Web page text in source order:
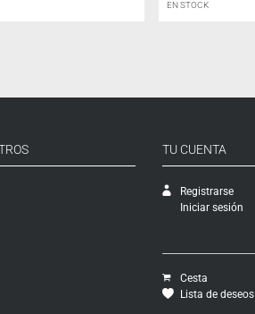
EN STOCK
TU CUENTA
Registrarse
Iniciar sesión
Cesta
Lista de deseos